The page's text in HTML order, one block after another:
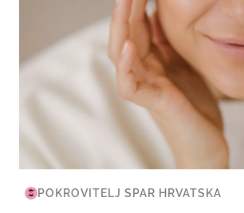
POKROVITELJ SPAR HRVATSKA